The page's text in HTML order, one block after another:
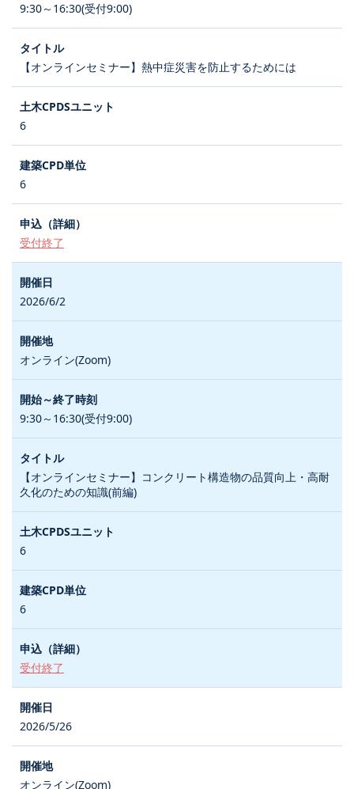
9:30～16:30(受付9:00)
【オンラインセミナー】熱中症災害を防止するためには
6
6
受付終了
2026/6/2
オンライン(Zoom)
9:30～16:30(受付9:00)
【オンラインセミナー】コンクリート構造物の品質向上・高耐
久化のための知識(前編)
6
6
受付終了
2026/5/26
オンライン(Zoom)